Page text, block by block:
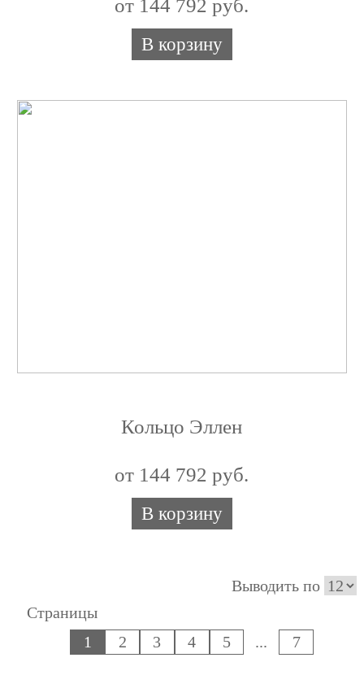
от 144 792 руб.
В корзину
Кольцо Эллен
от 144 792 руб.
В корзину
Выводить по
Страницы
1
2 3 4 5 ... 7